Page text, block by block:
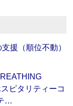
援（順位不動）
ピタリティーコ
…